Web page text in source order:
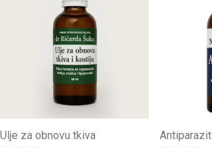
Ulje za obnovu tkiva Antiparazit